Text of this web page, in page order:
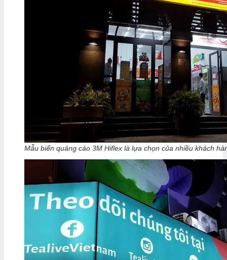
Mẫu biển quảng cáo 3M Hiflex là lựa chọn của nhiều khách